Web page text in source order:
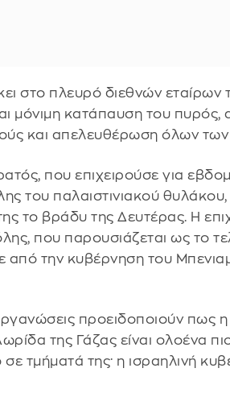
στο πλευρό διεθνών εταίρων
μόνιμη κατάπαυση του πυρός,
και απελευθέρωση όλων
που επιχειρούσε για
του παλαιστινιακού
το βράδυ της Δευτέρας. Η
που παρουσιάζεται ως το
από την κυβέρνηση του
προειδοποιούν πως
της Γάζας είναι ολοένα
σε τμήματά της· η ισραηλινή